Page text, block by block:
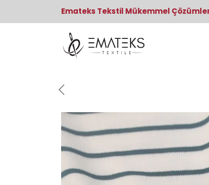
Emateks Tekstil Mükemmel